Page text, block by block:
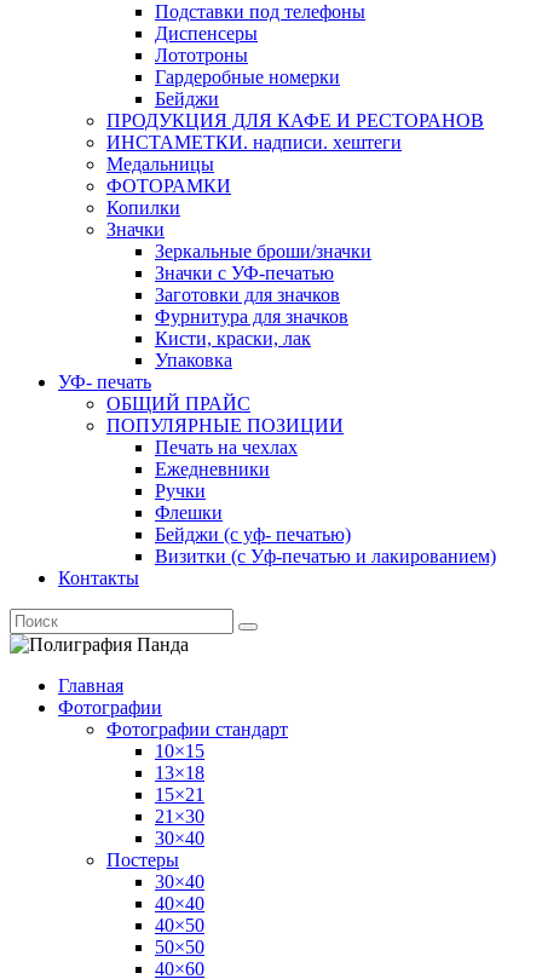
Подставки под телефоны
Диспенсеры
Лототроны
Гардеробные номерки
Бейджи
ПРОДУКЦИЯ ДЛЯ КАФЕ И РЕСТОРАНОВ
ИНСТАМЕТКИ. надписи. хештеги
Медальницы
ФОТОРАМКИ
Копилки
Значки
Зеркальные броши/значки
Значки с УФ-печатью
Заготовки для значков
Фурнитура для значков
Кисти, краски, лак
Упаковка
УФ- печать
ОБЩИЙ ПРАЙС
ПОПУЛЯРНЫЕ ПОЗИЦИИ
Печать на чехлах
Ежедневники
Ручки
Флешки
Бейджи (с уф- печатью)
Визитки (с Уф-печатью и лакированием)
Контакты
Главная
Фотографии
Фотографии стандарт
10×15
13×18
15×21
21×30
30×40
Постеры
30×40
40×40
40×50
50×50
40×60